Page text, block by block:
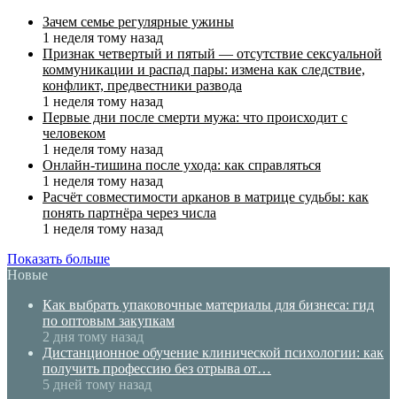
Зачем семье регулярные ужины
1 неделя тому назад
Признак четвертый и пятый — отсутствие сексуальной
коммуникации и распад пары: измена как следствие,
конфликт, предвестники развода
1 неделя тому назад
Первые дни после смерти мужа: что происходит с
человеком
1 неделя тому назад
Онлайн-тишина после ухода: как справляться
1 неделя тому назад
Расчёт совместимости арканов в матрице судьбы: как
понять партнёра через числа
1 неделя тому назад
Показать больше
Новые
Как выбрать упаковочные материалы для бизнеса: гид
по оптовым закупкам
2 дня тому назад
Дистанционное обучение клинической психологии: как
получить профессию без отрыва от…
5 дней тому назад